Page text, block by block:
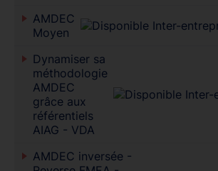
AMDEC
Moyen
Dynamiser sa
méthodologie
AMDEC
grâce aux
référentiels
AIAG - VDA
AMDEC inversée -